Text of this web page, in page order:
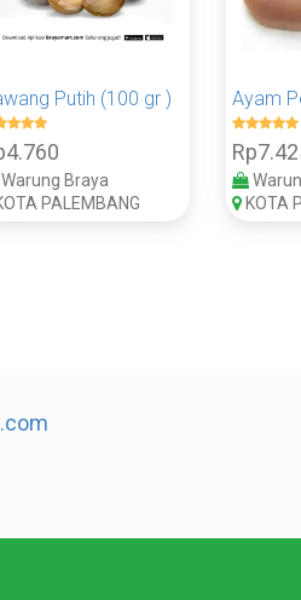
Putih (100 gr )
Warung Braya
PALEMBANG
KOTA